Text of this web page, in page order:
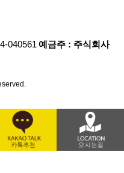
040561 예금주 : 주식회사